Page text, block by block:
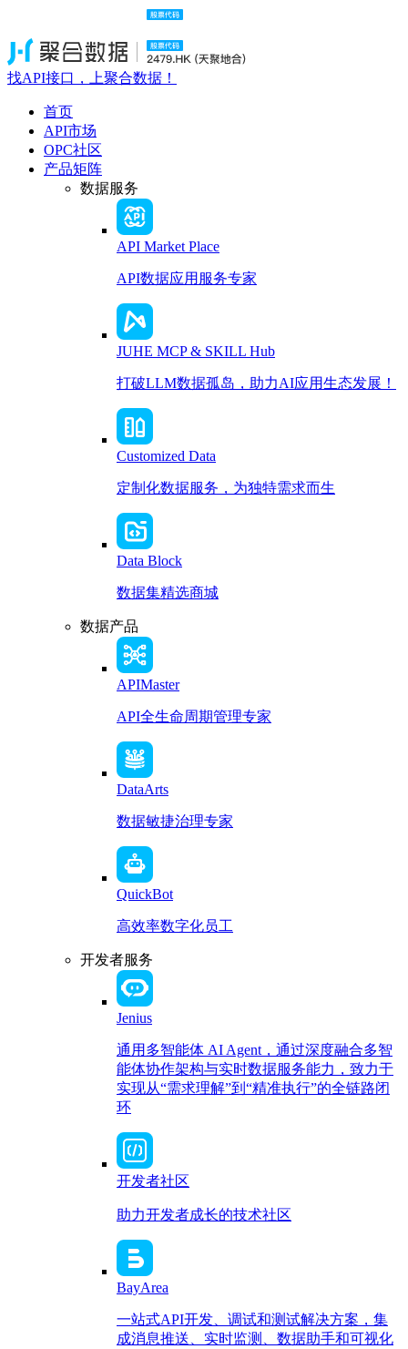
找API接口，上聚合数据！
首页
API市场
OPC社区
产品矩阵
数据服务
API Market Place
API数据应用服务专家
JUHE MCP & SKILL Hub
打破LLM数据孤岛，助力AI应用生态发展！
Customized Data
定制化数据服务，为独特需求而生
Data Block
数据集精选商城
数据产品
APIMaster
API全生命周期管理专家
DataArts
数据敏捷治理专家
QuickBot
高效率数字化员工
开发者服务
Jenius
通用多智能体 AI Agent，通过深度融合多智
能体协作架构与实时数据服务能力，致力于
实现从“需求理解”到“精准执行”的全链路闭
环
开发者社区
助力开发者成长的技术社区
BayArea
一站式API开发、调试和测试解决方案，集
成消息推送、实时监测、数据助手和可视化